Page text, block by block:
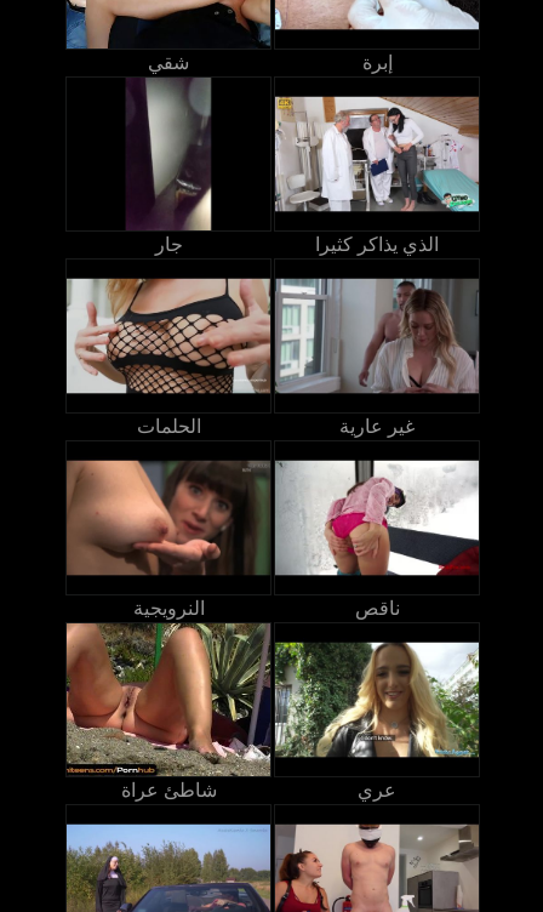
شقي إبرة
جار الذي يذاكر كثيرا
الحلمات غير عارية
النرويجية ناقص
شاطئ عراة عري